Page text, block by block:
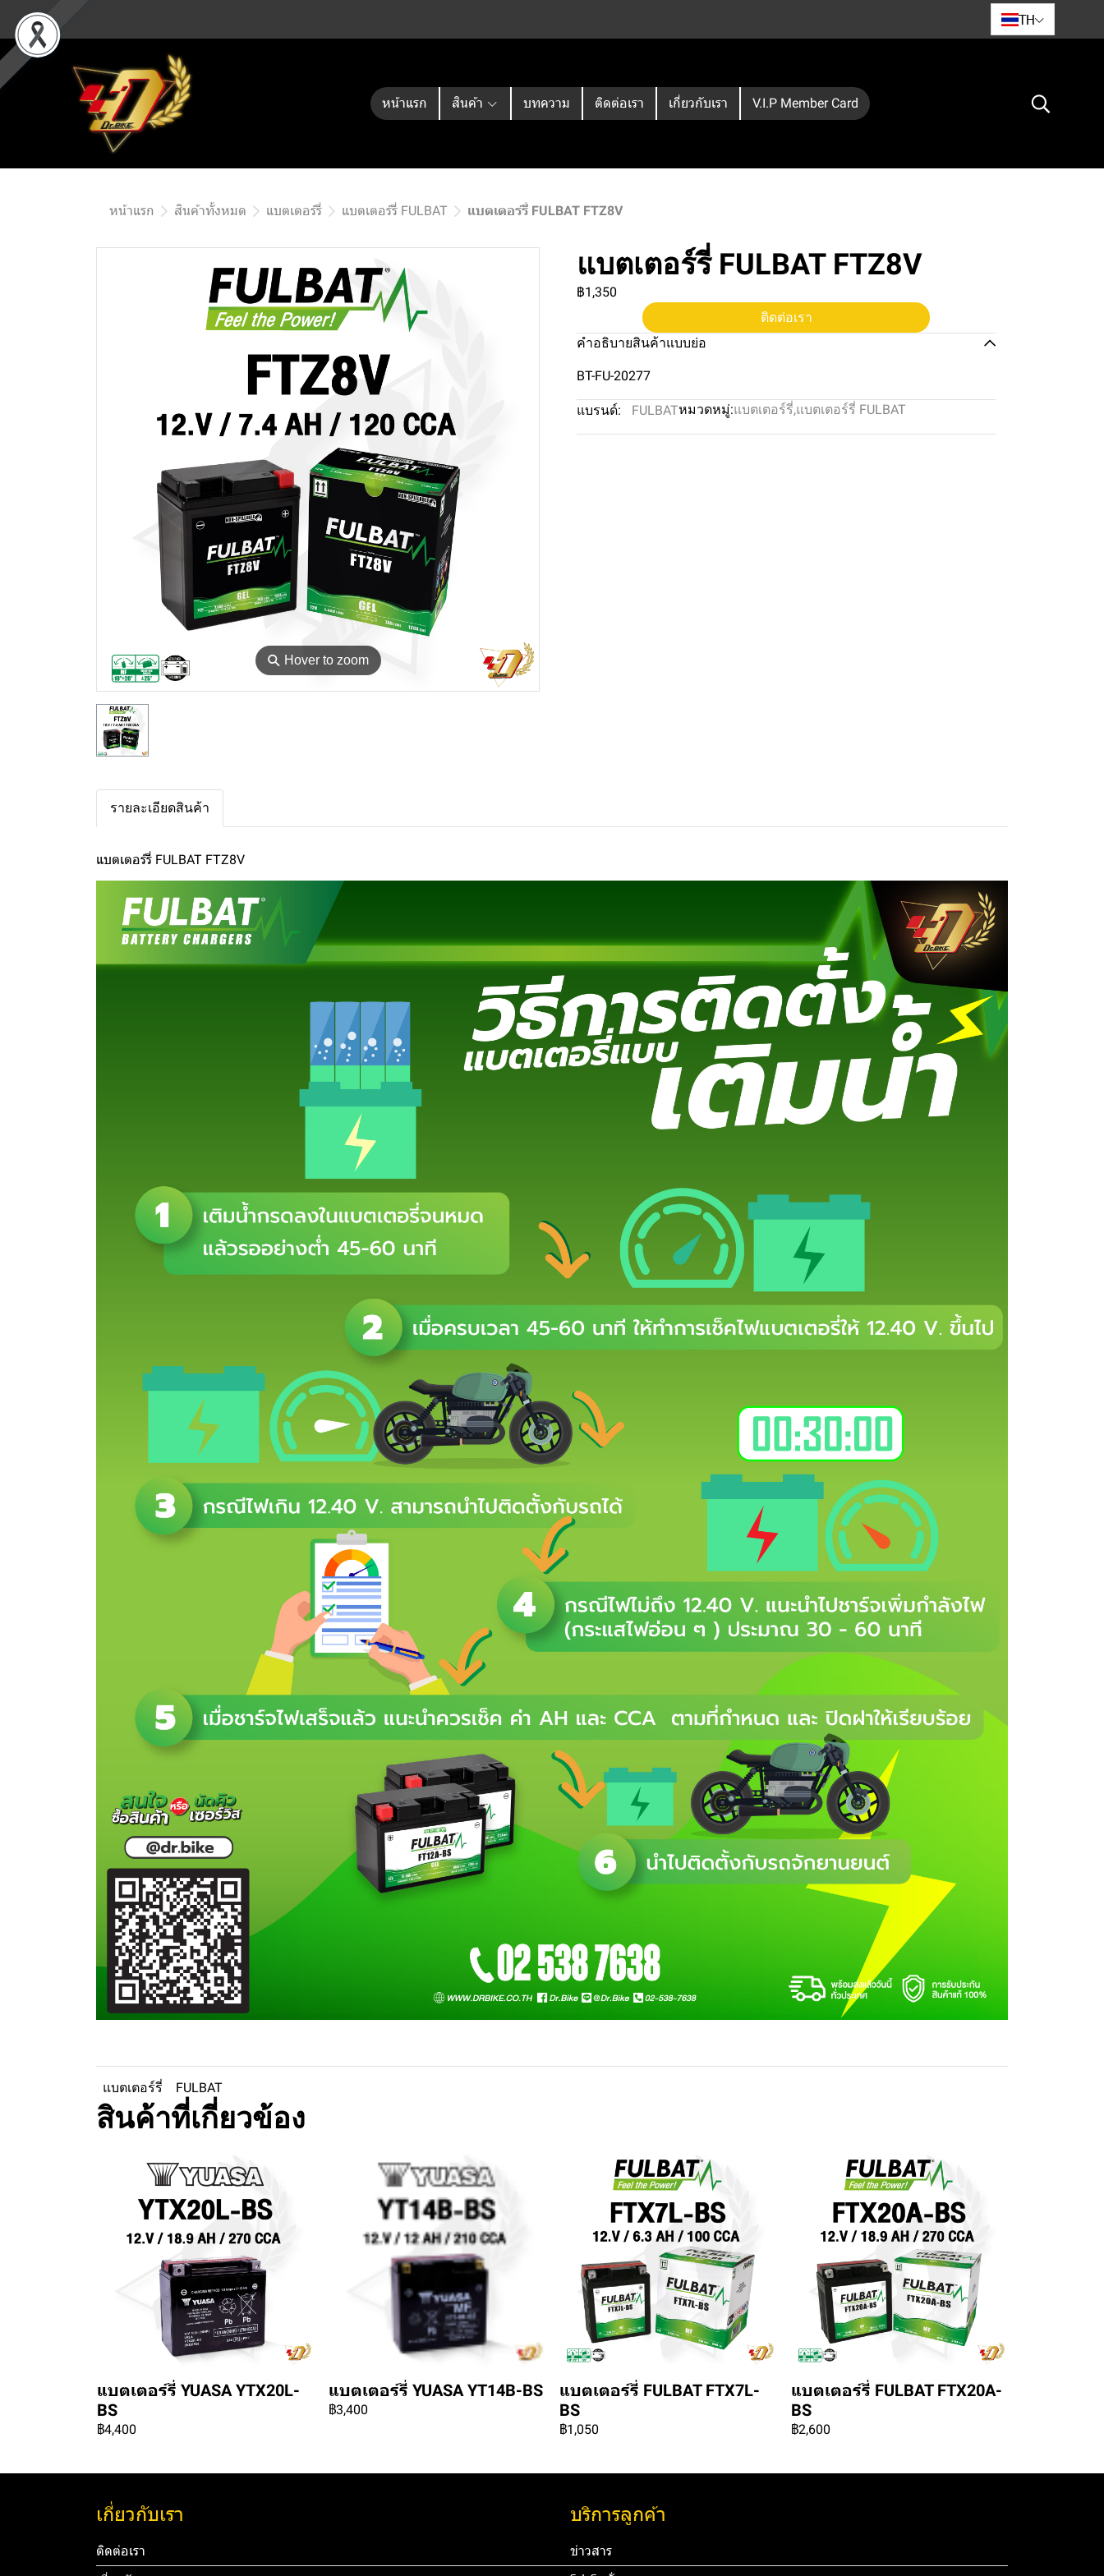
TH
หน้าแรก สินค้า บทความ ติดต่อเรา เกี่ยวกับเรา V.I.P Member Card
หน้าแรก สินค้าทั้งหมด แบตเตอร์รี่ แบตเตอร์รี่ FULBAT แบตเตอร์รี่ FULBAT FTZ8V
⚲ Hover to zoom
แบตเตอร์รี่ FULBAT FTZ8V
฿1,350
ติดต่อเรา
คำอธิบายสินค้าแบบย่อ
BT-FU-20277
แบรนด์: FULBATหมวดหมู่:แบตเตอร์รี่,แบตเตอร์รี่ FULBAT
รายละเอียดสินค้า
แบตเตอร์รี่ FULBAT FTZ8V
แบตเตอร์รี่ FULBAT
สินค้าที่เกี่ยวข้อง
แบตเตอร์รี่ YUASA YTX20L-
BS
฿4,400
แบตเตอร์รี่ YUASA YT14B-BS
฿3,400
แบตเตอร์รี่ FULBAT FTX7L-
BS
฿1,050
แบตเตอร์รี่ FULBAT FTX20A-
BS
฿2,600
เกี่ยวกับเรา
ติดต่อเรา
บริการลูกค้า
ข่าวสาร